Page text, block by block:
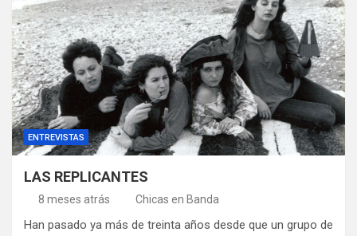
ENTREVISTAS
LAS REPLICANTES
8 meses atrás Chicas en Banda
Han pasado ya más de treinta años desde que un grupo de